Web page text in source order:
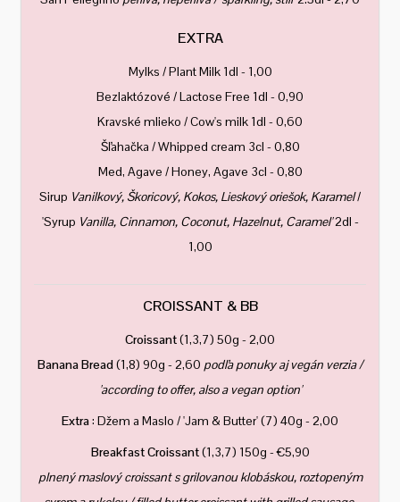
EXTRA
Mylks / Plant Milk 1dl - 1,00
Bezlaktózové / Lactose Free 1dl - 0,90
Kravské mlieko / Cow's milk 1dl - 0,60
Šľahačka / Whipped cream 3cl - 0,80
Med, Agave / Honey, Agave 3cl - 0,80
Sirup Vanilkový, Škoricový, Kokos, Lieskový oriešok, Karamel/
'Syrup Vanilla, Cinnamon, Coconut, Hazelnut, Caramel'2dl -
1,00
CROISSANT & BB
Croissant(1,3,7) 50g - 2,00
Banana Bread(1,8) 90g - 2,60 podľa ponuky aj vegán verzia /
'according to offer, also a vegan option'
Extra: Džem a Maslo / 'Jam & Butter' (7) 40g - 2,00
Breakfast Croissant(1,3,7) 150g - €5,90
plnený maslový croissant s grilovanou klobáskou, roztopeným